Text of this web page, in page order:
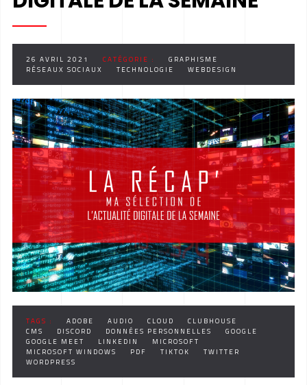
26 AVRIL 2021 CATÉGORIE :
GRAPHISME
RÉSEAUX SOCIAUX
TECHNOLOGIE WEBDESIGN
TAGS : ADOBE AUDIO CLOUD
CLUBHOUSE
CMS
DISCORD DONNÉES PERSONNELLES
GOOGLE
GOOGLE MEET
LINKEDIN
MICROSOFT
MICROSOFT WINDOWS
PDF TIKTOK
TWITTER
WORDPRESS